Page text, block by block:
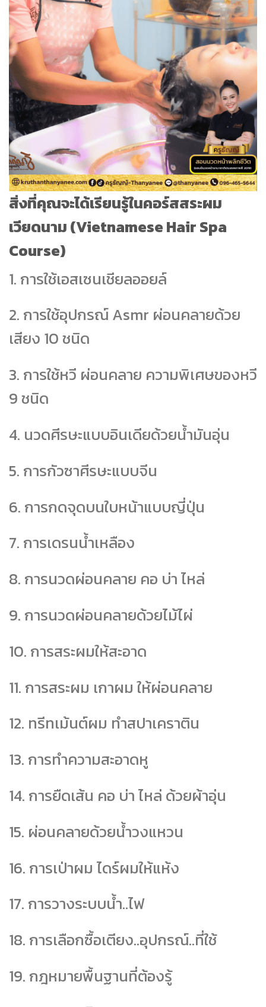
สิ่งที่คุณจะได้เรียนรู้ในคอร์สสระผม
เวียดนาม (Vietnamese Hair Spa
Course)
1. การใช้เอสเซนเชียลออยล์
2. การใช้อุปกรณ์ Asmr ผ่อนคลายด้วย
เสียง 10 ชนิด
3. การใช้หวี ผ่อนคลาย ความพิเศษของหวี
9 ชนิด
4. นวดศีรษะแบบอินเดียด้วยน้ำมันอุ่น
5. การกัวซาศีรษะแบบจีน
6. การกดจุดบนใบหน้าแบบญี่ปุ่น
7. การเดรนน้ำเหลือง
8. การนวดผ่อนคลาย คอ บ่า ไหล่
9. การนวดผ่อนคลายด้วยไม้ไผ่
10. การสระผมให้สะอาด
11. การสระผม เกาผม ให้ผ่อนคลาย
12. ทรีทเม้นต์ผม ทำสปาเคราติน
13. การทำความสะอาดหู
14. การยืดเส้น คอ บ่า ไหล่ ด้วยผ้าอุ่น
15. ผ่อนคลายด้วยน้ำวงแหวน
16. การเป่าผม ไดร์ผมให้แห้ง
17. การวางระบบน้ำ..ไฟ
18. การเลือกซื้อเตียง..อุปกรณ์..ที่ใช้
19. กฎหมายพื้นฐานที่ต้องรู้